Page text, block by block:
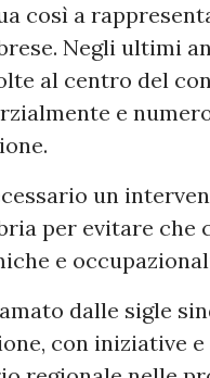
così a
Negli ultimi
al centro del
e
un
per evitare
e
dalle sigle
con iniziative